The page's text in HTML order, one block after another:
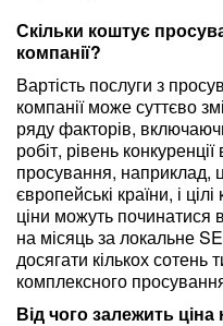
Скільки коштує
компанії?
Вартість послуги з
компанії може суттєво
ряду факторів,
робіт, рівень
просування, наприклад,
європейські країни, і
ціни можуть починатися
на місяць за локальне
досягати кількох сотень
комплексного
Від чого залежить